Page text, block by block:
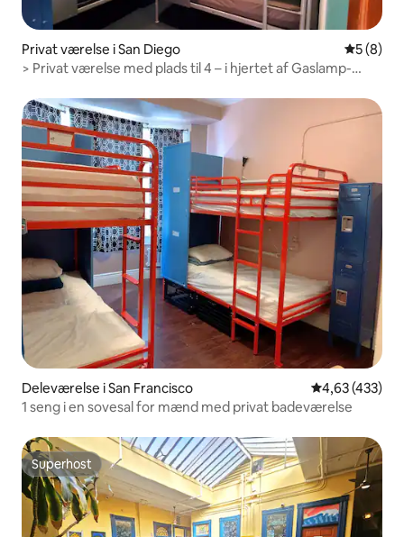
Privat værelse i San Diego 5 ud af 5
5 (8)
> Privat værelse med plads til 4 – i hjertet af Gaslamp-
Deleværelse i San Francisco 4,63 ud af 5 i
4,63 (433)
1 seng i en sovesal for mænd med privat badeværelse
Superhost
Superhost